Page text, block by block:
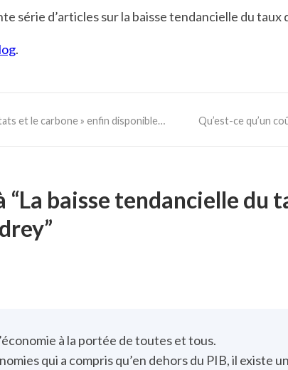
série d’articles sur la baisse tendancielle du
.
et le carbone » enfin disponible… Qu’est-ce qu’un
“La baisse tendancielle du
à la portée de toutes et tous.
qui a compris qu’en dehors du PIB, il existe